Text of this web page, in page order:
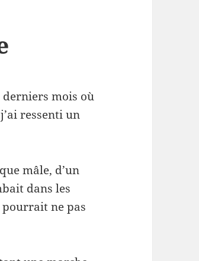
derniers mois où
ressenti un
mâle, d’un
dans les
ne pas